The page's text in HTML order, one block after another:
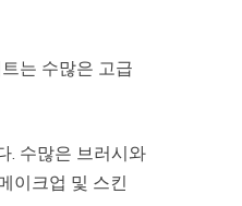
는 수많은 고급
. 수많은 브러시와
이크업 및 스킨